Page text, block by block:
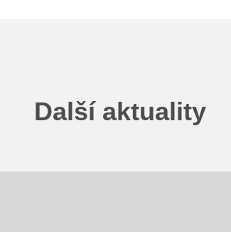
Další aktuality